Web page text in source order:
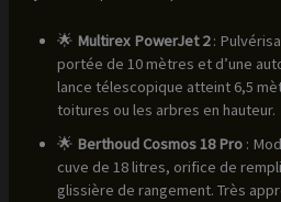
🌟 Multirex PowerJet 2:
portée de 10 mètres et d’une
lance télescopique atteint 6,5
toitures ou les arbres en hauteur.
🌟 Berthoud Cosmos 18 Pro:
cuve de 18 litres, orifice de
glissière de rangement. Très